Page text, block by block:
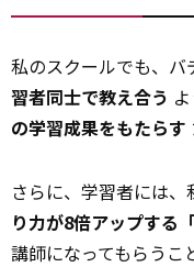
私のスクールでも、バ
習者同士で教え合う
の学習成果をもたらす
さらに、学習者には、
り力が8倍アップする
講師になってもらうこ